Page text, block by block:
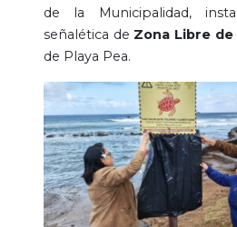
de la Municipalidad,
señalética de Zona Libre de
de Playa Pea.